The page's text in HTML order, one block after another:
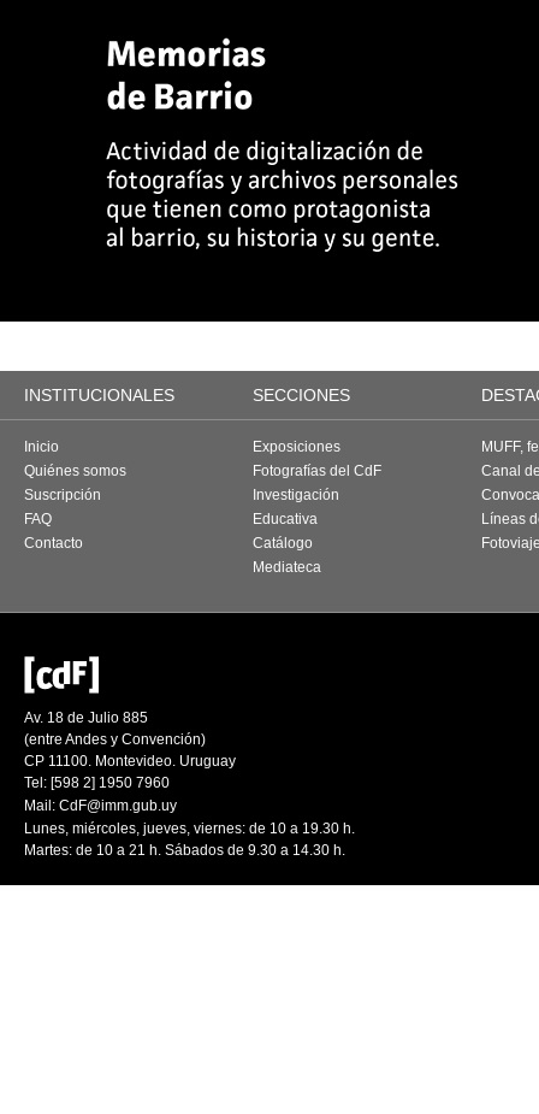
INSTITUCIONALES SECCIONES
Inicio
Quiénes somos
Suscripción
FAQ
Contacto
Exposiciones
Fotografías del CdF
Investigación
Educativa
Catálogo
Mediateca
MUFF,
Canal
Líneas
Av. 18 de Julio 885
(entre Andes y Convención)
CP 11100. Montevideo. Uruguay
Tel: [598 2] 1950 7960
Mail: CdF@imm.gub.uy
Lunes, miércoles, jueves, viernes: de 10 a 19.30 h.
Martes: de 10 a 21 h. Sábados de 9.30 a 14.30 h.